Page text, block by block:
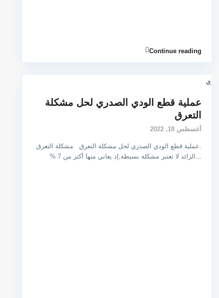
Continue reading
عملية قطع الودي الصدري لحل مشكلة
التعرق
أغسطس 18, 2022
.عملية قطع الودي الصدري لحل مشكلة التعرق مشكلة التعرق
الزائد لا تعتبر مشكلة بسيطة,إذ يعاني منها أكثر من 7 % ...